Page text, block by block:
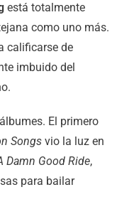
está totalmente
como uno más.
calificarse de
imbuido del
El primero
Songs vio la luz en
Damn Good Ride,
para bailar